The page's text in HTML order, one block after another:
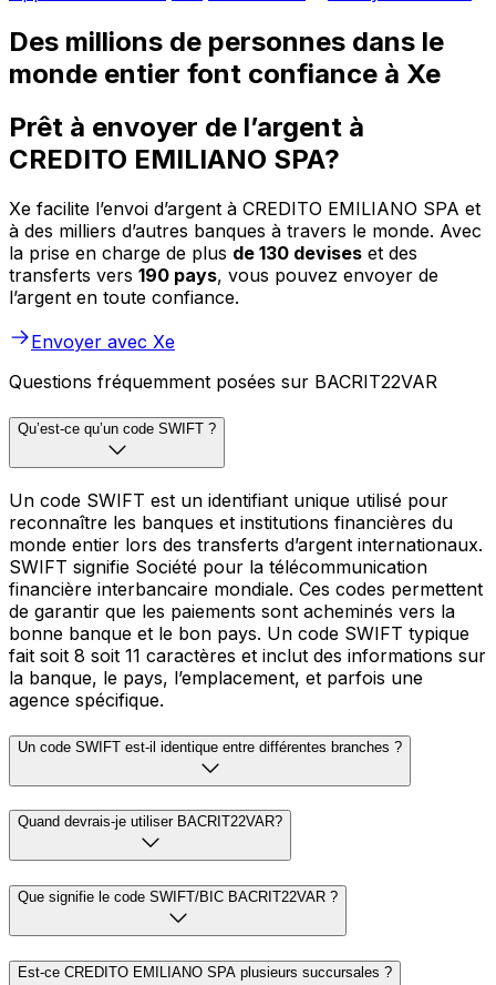
Des millions de personnes dans le
monde entier font confiance à Xe
Prêt à envoyer de l’argent à
CREDITO EMILIANO SPA?
Xe facilite l’envoi d’argent à CREDITO EMILIANO SPA et
à des milliers d’autres banques à travers le monde. Avec
la prise en charge de plus de 130 devises et des
transferts vers 190 pays, vous pouvez envoyer de
l’argent en toute confiance.
Envoyer avec Xe
Questions fréquemment posées sur BACRIT22VAR
Qu’est-ce qu’un code SWIFT ?
Un code SWIFT est un identifiant unique utilisé pour
reconnaître les banques et institutions financières du
monde entier lors des transferts d’argent internationaux.
SWIFT signifie Société pour la télécommunication
financière interbancaire mondiale. Ces codes permettent
de garantir que les paiements sont acheminés vers la
bonne banque et le bon pays. Un code SWIFT typique
fait soit 8 soit 11 caractères et inclut des informations sur
la banque, le pays, l’emplacement, et parfois une
agence spécifique.
Un code SWIFT est-il identique entre différentes branches ?
Quand devrais-je utiliser BACRIT22VAR?
Que signifie le code SWIFT/BIC BACRIT22VAR ?
Est-ce CREDITO EMILIANO SPA plusieurs succursales ?